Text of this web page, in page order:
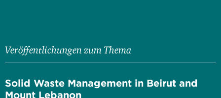
Veröffentlichungen zum Thema
Solid Waste Management in Beirut and
Mount Lebanon